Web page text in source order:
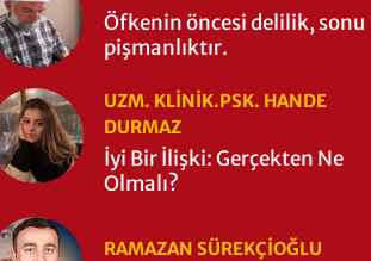
Öfkenin öncesi delilik, sonu
pişmanlıktır.
UZM. KLINIK.PSK. HANDE
DURMAZ
İyi Bir İlişki: Gerçekten Ne
Olmalı?
RAMAZAN SÜREKÇIOĞLU